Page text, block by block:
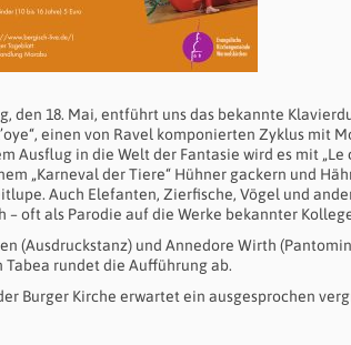
den 18. Mai, entführt uns das bekannte
einen von Ravel komponierten Zyklus mit
Ausflug in die Welt der Fantasie wird es mit
„Karneval der Tiere“ Hühner gackern und
Auch Elefanten, Zierfische, Vögel und
– oft als Parodie auf die Werke bekannter
(Ausdruckstanz) und Annedore Wirth
Tabea rundet die Aufführung ab.
Burger Kirche erwartet ein ausgesprochen